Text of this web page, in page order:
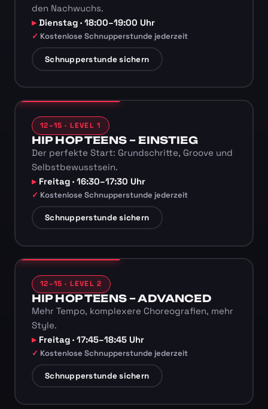
den Nachwuchs.
Dienstag · 18:00–19:00 Uhr
Kostenlose Schnupperstunde jederzeit
Schnupperstunde sichern
12–15 · LEVEL 1
HIP HOP TEENS – EINSTIEG
Der perfekte Start: Grundschritte, Groove und
Selbstbewusstsein.
Freitag · 16:30–17:30 Uhr
Kostenlose Schnupperstunde jederzeit
Schnupperstunde sichern
12–15 · LEVEL 2
HIP HOP TEENS – ADVANCED
Mehr Tempo, komplexere Choreografien, mehr
Style.
Freitag · 17:45–18:45 Uhr
Kostenlose Schnupperstunde jederzeit
Schnupperstunde sichern